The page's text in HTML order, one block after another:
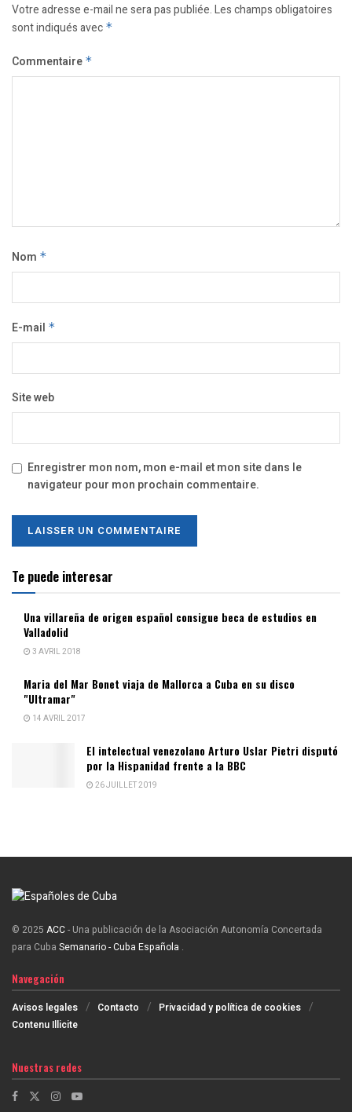
Votre adresse e-mail ne sera pas publiée.Les champs obligatoires
sont indiqués avec *
Commentaire *
Nom *
E-mail *
Site web
Enregistrer mon nom, mon e-mail et mon site dans le
navigateur pour mon prochain commentaire.
Te puede interesar
Una villareña de origen español consigue beca de estudios en
Valladolid
3 AVRIL 2018
Maria del Mar Bonet viaja de Mallorca a Cuba en su disco
"Ultramar"
14 AVRIL 2017
El intelectual venezolano Arturo Uslar Pietri disputó
por la Hispanidad frente a la BBC
26 JUILLET 2019
© 2025 ACC- Una publicación de la Asociación Autonomía Concertada
para Cuba Semanario - Cuba Española .
Navegación
Avisos legales Contacto
Privacidad y política de cookies
Contenu Illicite
Nuestras redes